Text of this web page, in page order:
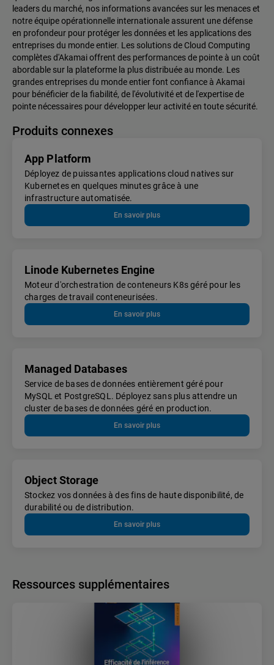
leaders du marché, nos informations avancées sur les menaces et
notre équipe opérationnelle internationale assurent une défense
en profondeur pour protéger les données et les applications des
entreprises du monde entier. Les solutions de Cloud Computing
complètes d'Akamai offrent des performances de pointe à un coût
abordable sur la plateforme la plus distribuée au monde. Les
grandes entreprises du monde entier font confiance à Akamai
pour bénéficier de la fiabilité, de l'évolutivité et de l'expertise de
pointe nécessaires pour développer leur activité en toute sécurité.
Produits connexes
App Platform
Déployez de puissantes applications cloud natives sur
Kubernetes en quelques minutes grâce à une
infrastructure automatisée.
En savoir plus
Linode Kubernetes Engine
Moteur d'orchestration de conteneurs K8s géré pour les
charges de travail conteneurisées.
En savoir plus
Managed Databases
Service de bases de données entièrement géré pour
MySQL et PostgreSQL. Déployez sans plus attendre un
cluster de bases de données géré en production.
En savoir plus
Object Storage
Stockez vos données à des fins de haute disponibilité, de
durabilité ou de distribution.
En savoir plus
Ressources supplémentaires